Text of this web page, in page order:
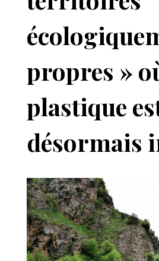
propres »
plastique
désormais